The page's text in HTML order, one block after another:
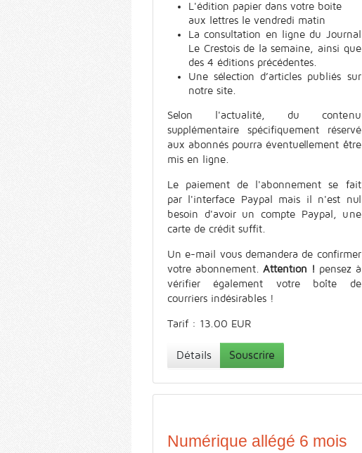
L'édition papier dans votre boite
aux lettres le vendredi matin
La consultation en ligne du Journal
Le Crestois de la semaine, ainsi que
des 4 éditions précédentes.
Une sélection d’articles publiés sur
notre site.
Selon l'actualité, du contenu
supplémentaire spécifiquement réservé
aux abonnés pourra éventuellement être
mis en ligne.
Le paiement de l'abonnement se fait
par l'interface Paypal mais il n'est nul
besoin d'avoir un compte Paypal, une
carte de crédit suffit.
Un e-mail vous demandera de confirmer
votre abonnement. Attention ! pensez à
vérifier également votre boîte de
courriers indésirables !
Tarif : 13.00 EUR
Détails Souscrire
Numérique allégé 6 mois